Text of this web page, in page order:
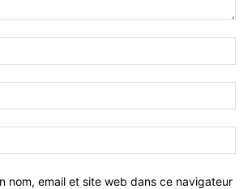
nom, email et site web dans ce navigateur